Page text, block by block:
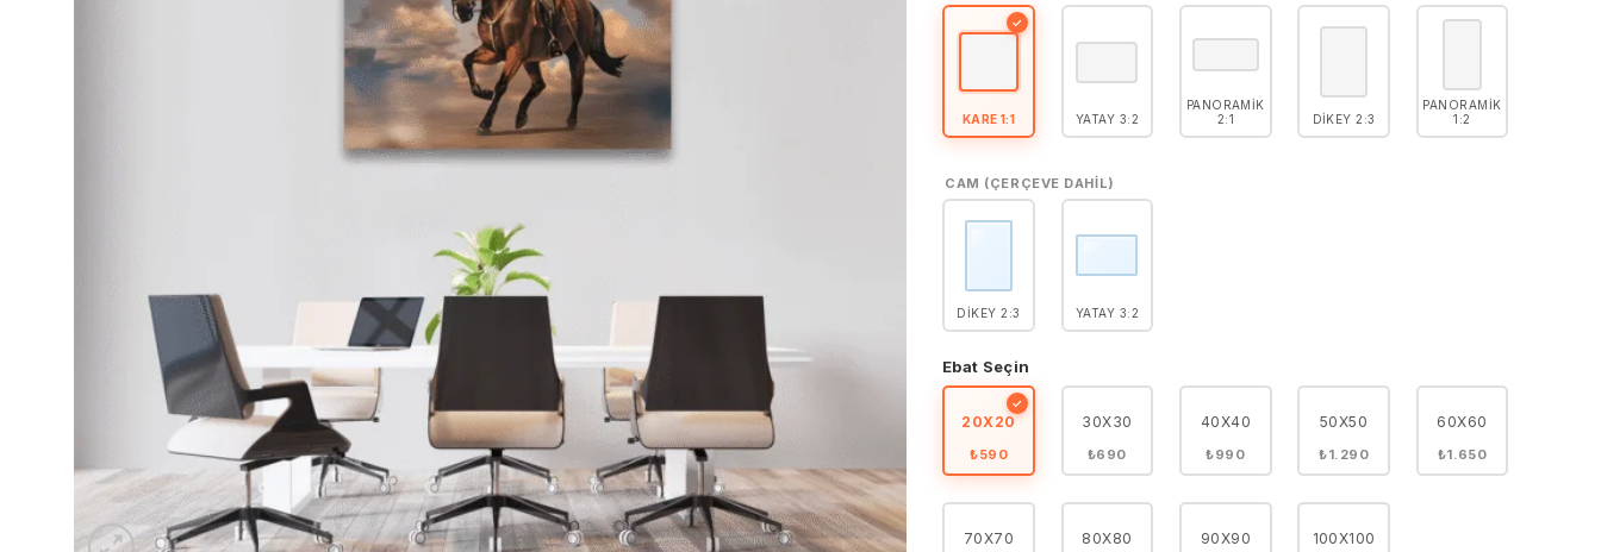
5puan aldı
KARE 1:1
✓
YATAY 3:2
PANORAMIK
2:1
DIKEY 2:3
PANORAMIK
1:2
CAM (ÇERÇEVE DAHIL)
DIKEY 2:3 YATAY 3:2
Ebat Seçin
20X20
₺590
✓
30X30
₺690
40X40
₺990
50X50
₺1.290
60X60
₺1.650
70X70 80X80 90X90 100X100